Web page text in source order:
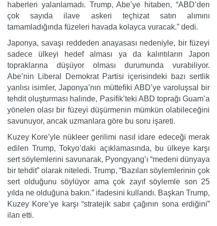
haberleri yalanlamadı. Trump, Abe’ye hitaben, “ABD’den
çok sayıda ilave askeri teçhizat satın alımını
tamamladığında füzeleri havada kolayca vuracak.” dedi.
Japonya, savaşı reddeden anayasası nedeniyle, bir füzeyi
sadece ülkeyi hedef alması ya da kalıntıların Japon
topraklarına düşüyor olması durumunda vurabiliyor.
Abe’nin Liberal Demokrat Partisi içerisindeki bazı sertlik
yanlısı isimler, Japonya’nın müttefiki ABD’ye varoluşsal bir
tehdit oluşturması halinde, Pasifik’teki ABD toprağı Guam’a
yönelen olası bir füzeyi düşürmenin mümkün olabileceğini
savunuyor, ancak uzmanlara göre bu soru işareti.
Kuzey Kore’yle nükleer gerilimi nasıl idare edeceği merak
edilen Trump, Tokyo’daki açıklamasında, bu ülkeye karşı
sert söylemlerini savunarak, Pyongyang’ı “medeni dünyaya
bir tehdit” olarak niteledi. Trump, “Bazıları söylemlerinin çok
sert olduğunu söylüyor ama çok zayıf söylemle son 25
yılda ne olduğuna bakın.” ifadesini kullandı. Başkan Trump,
Kuzey Kore’ye karşı “stratejik sabır çağının sona erdiğini”
ilan etti.